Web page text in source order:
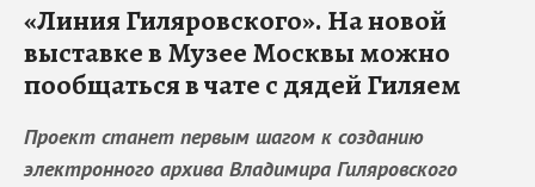
«Линия Гиляровского». На новой
выставке в Музее Москвы можно
пообщаться в чате с дядей Гиляем
Проект станет первым шагом к созданию
электронного архива Владимира Гиляровского